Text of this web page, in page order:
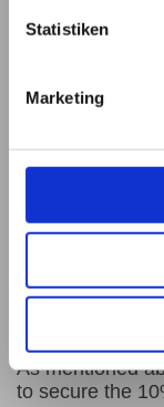
Statistiken
Marketing
↺
:
As mentioned
to secure the